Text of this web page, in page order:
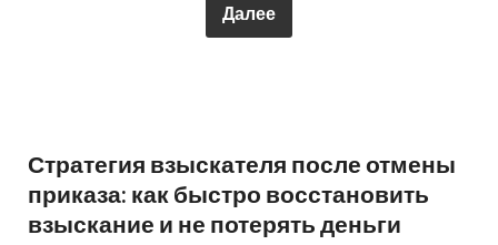
Далее
Стратегия взыскателя после отмены
приказа: как быстро восстановить
взыскание и не потерять деньги